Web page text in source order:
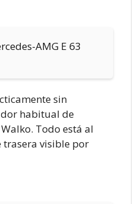
AMG E 63
sin
habitual de
Todo está al
trasera visible por